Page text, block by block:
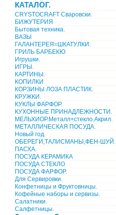
КАТАЛОГ.
CRYSTOCRAFT Сваровски.
БИЖУТЕРИЯ
Бытовая техника.
ВАЗЫ
ГАЛАНТЕРЕЯ=ШКАТУЛКИ.
ГРИЛЬ БАРБЕКЮ
Игрушки.
ИГРЫ.
КАРТИНЫ.
КОПИЛКИ
КОРЗИНЫ ЛОЗА ПЛАСТИК.
КРУЖКИ.
КУКЛЫ ФАРФОР.
КУХОННЫЕ ПРИНАДЛЕЖНОСТИ.
МЕЛЬХИОР.Металл+стекло.Акрил.
МЕТАЛЛИЧЕСКАЯ ПОСУДА.
Новый год.
ОБЕРЕГИ,ТАЛИСМАНЫ,ФЕН-ШУЙ.
ПАСХА.
ПОСУДА КЕРАМИКА
ПОСУДА СТЕКЛО
ПОСУДА ФАРФОР.
Для Сервировки.
Конфетницы и Фруктовницы.
Кофейные наборы и сервизы.
Салатники.
Салфетницы.